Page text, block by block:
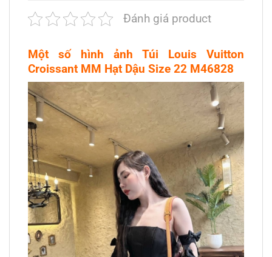
Đánh giá product
Một số hình ảnh Túi Louis Vuitton
Croissant MM Hạt Dậu Size 22 M46828